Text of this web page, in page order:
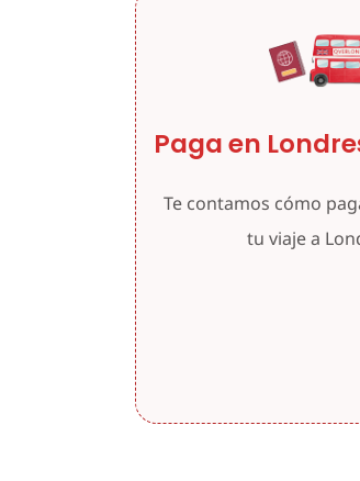
Paga en
Te contamos cómo
tu viaje a